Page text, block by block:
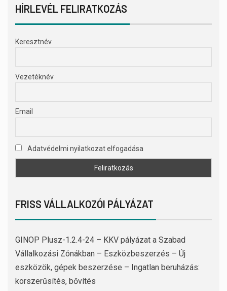
HÍRLEVÉL FELIRATKOZÁS
Keresztnév
Vezetéknév
Email
Adatvédelmi nyilatkozat elfogadása
FRISS VÁLLALKOZÓI PÁLYÁZAT
GINOP Plusz-1.2.4-24 – KKV pályázat a Szabad
Vállalkozási Zónákban – Eszközbeszerzés – Új
eszközök, gépek beszerzése – Ingatlan beruházás:
korszerűsítés, bővítés